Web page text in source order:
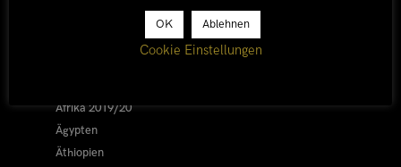
LÄNDER
Afrika 2019/20
Ägypten
Äthiopien
OK Ablehnen
Cookie Einstellungen